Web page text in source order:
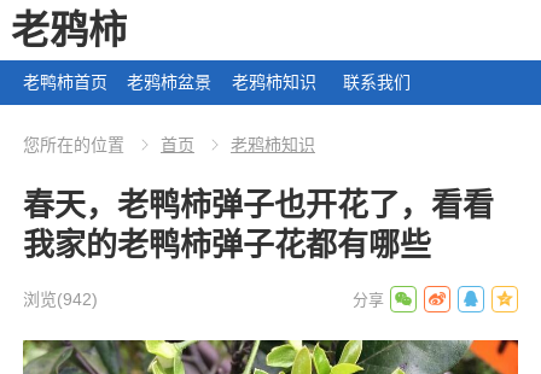
老鸦柿
老鸭柿首页 老鸦柿盆景 老鸦柿知识 联系我们
您所在的位置 首页 老鸦柿知识
春天，老鸭柿弹子也开花了，看看
我家的老鸭柿弹子花都有哪些
浏览(942)